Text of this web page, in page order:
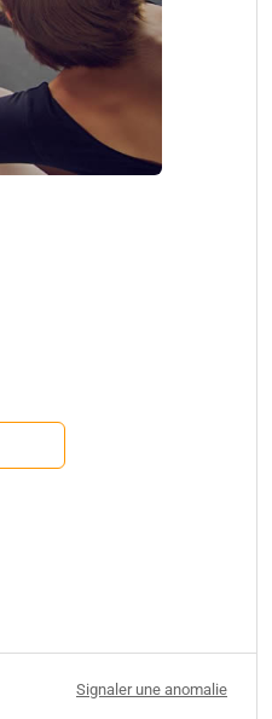
Signaler une anomalie